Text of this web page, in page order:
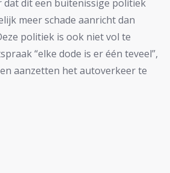
dat dit een buitenissige politiek
meer schade aanricht dan
politiek is ook niet vol te
“elke dode is er één teveel”,
aanzetten het autoverkeer te